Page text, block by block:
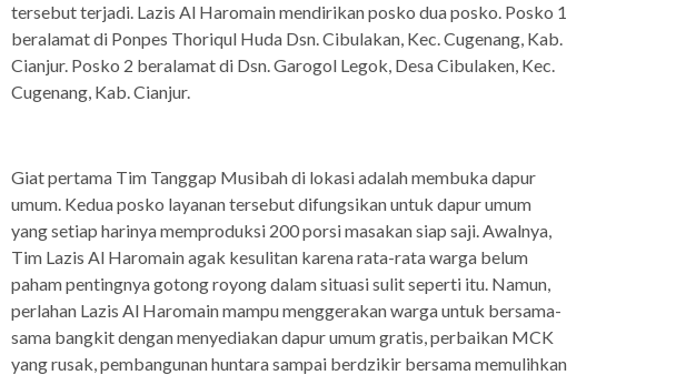
tersebut terjadi. Lazis Al Haromain mendirikan posko dua posko. Posko 1
beralamat di Ponpes Thoriqul Huda Dsn. Cibulakan, Kec. Cugenang, Kab.
Cianjur. Posko 2 beralamat di Dsn. Garogol Legok, Desa Cibulaken, Kec.
Cugenang, Kab. Cianjur.
Giat pertama Tim Tanggap Musibah di lokasi adalah membuka dapur
umum. Kedua posko layanan tersebut difungsikan untuk dapur umum
yang setiap harinya memproduksi 200 porsi masakan siap saji. Awalnya,
Tim Lazis Al Haromain agak kesulitan karena rata-rata warga belum
paham pentingnya gotong royong dalam situasi sulit seperti itu. Namun,
perlahan Lazis Al Haromain mampu menggerakan warga untuk bersama-
sama bangkit dengan menyediakan dapur umum gratis, perbaikan MCK
yang rusak, pembangunan huntara sampai berdzikir bersama memulihkan